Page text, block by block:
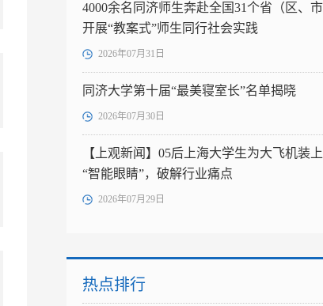
4000余名同济师生奔赴全国31个省（区、
开展“教案式”师生同行社会实践
2026年07月31日
同济大学第十届“最美寝室长”名单揭晓
2026年07月30日
【上观新闻】05后上海大学生为大飞机装上
“智能眼睛”，破解行业痛点
2026年07月29日
热点排行